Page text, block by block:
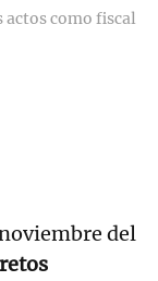
actos como fiscal
del